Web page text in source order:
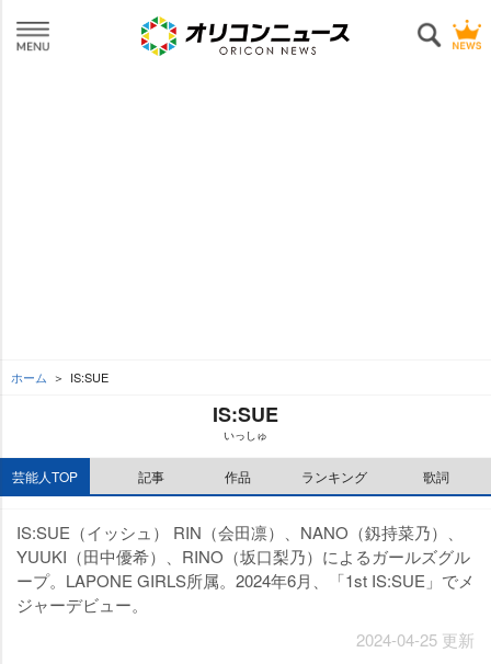
ホーム IS:SUE
IS:SUE
いっしゅ
芸能人TOP 記事 作品 ランキング 歌詞
IS:SUE（イッシュ） RIN（会田凛）、NANO（釼持菜乃）、
YUUKI（田中優希）、RINO（坂口梨乃）によるガールズグル
ープ。LAPONE GIRLS所属。2024年6月、「1st IS:SUE」でメ
ジャーデビュー。
2024-04-25 更新